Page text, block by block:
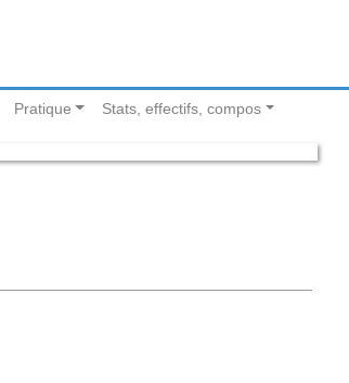
Pratique Stats, effectifs, compos